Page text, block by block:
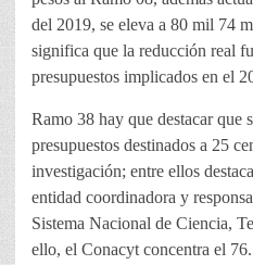
del 2019, se eleva a 80 mil 74
significa que la reducción real
presupuestos implicados en el
Ramo 38 hay que destacar que
presupuestos destinados a 25
investigación; entre ellos
entidad coordinadora y
Sistema Nacional de Ciencia,
ello, el Conacyt concentra el